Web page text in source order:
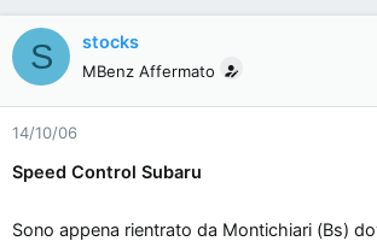
d
i
s
c
u
z
S stocks
MBenz Affermato
14/10/06
Speed Control Subaru
Sono appena rientrato da Montichiari (Bs)